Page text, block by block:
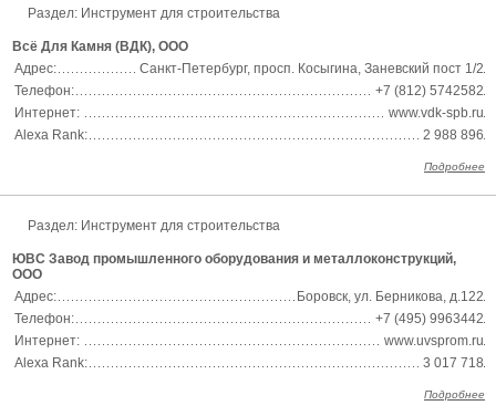
Раздел: Инструмент для строительства
Всё Для Камня (ВДК), ООО
Адрес:
Санкт-Петербург, просп. Косыгина, Заневский пост 1/2
Телефон:
+7 (812) 5742582
Интернет:
www.vdk-spb.ru
Alexa Rank:
2 988 896
Подробнее
Раздел: Инструмент для строительства
ЮВС Завод промышленного оборудования и металлоконструкций,
ООО
Адрес:
Боровск, ул. Берникова, д.122
Телефон:
+7 (495) 9963442
Интернет:
www.uvsprom.ru
Alexa Rank:
3 017 718
Подробнее